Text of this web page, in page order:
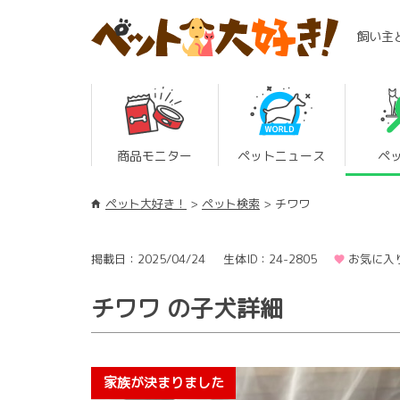
飼い主
商品モニター ペットニュース ペ
ペット大好き！ ペット検索 チワワ
掲載日：2025/04/24 生体ID：24-2805 お気に
チワワ の子犬詳細